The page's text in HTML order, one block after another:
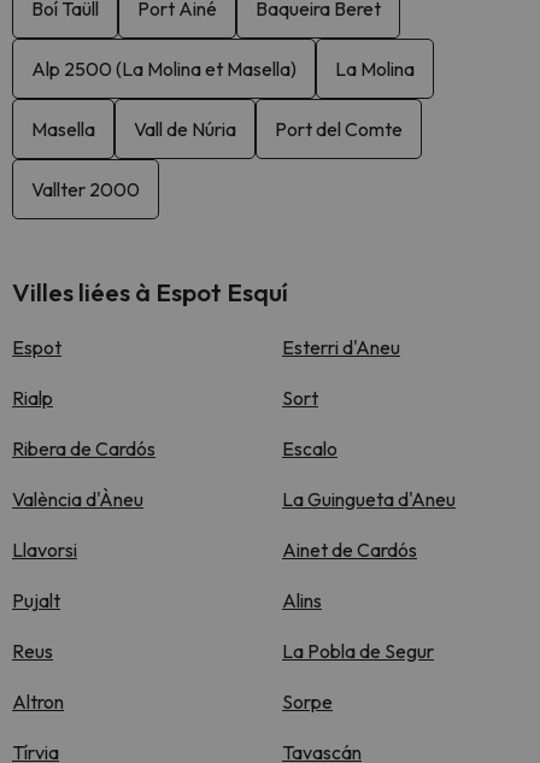
Boí Taüll Port Ainé Baqueira Beret
Alp 2500 (La Molina et Masella) La Molina
Masella Vall de Núria Port del Comte
Vallter 2000
Villes liées à Espot Esquí
Espot Esterri d'Aneu
Rialp Sort
Ribera de Cardós Escalo
València d'Àneu La Guingueta d'Aneu
Llavorsi Ainet de Cardós
Pujalt Alins
Reus La Pobla de Segur
Altron Sorpe
Tírvia Tavascán